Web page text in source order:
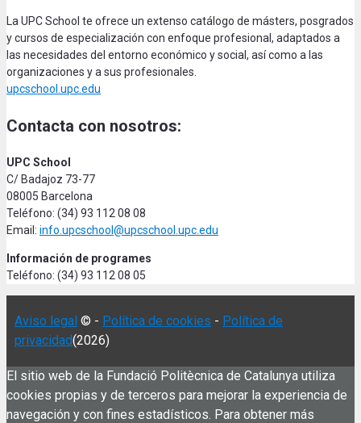
La UPC School te ofrece un extenso catálogo de másters, posgrados
y cursos de especialización con enfoque profesional, adaptados a
las necesidades del entorno económico y social, así como a las
organizaciones y a sus profesionales.
upcschool.upc.edu
Contacta con nosotros:
UPC School
C/ Badajoz 73-77
08005 Barcelona
Teléfono: (34) 93 112 08 08
Email: info.upcschool@upcschool.upc.edu
Información de programes
Teléfono: (34) 93 112 08 05
Aviso legal © - Política de cookies - Política de
privacidad(2026)
El sitio web de la Fundació Politècnica de Catalunya utiliza
cookies propias y de terceros para mejorar la experiencia de
navegación y con fines estadísticos. Para obtener más